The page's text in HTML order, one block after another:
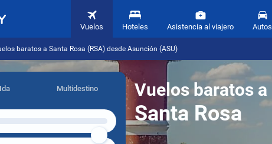
Vuelos Hoteles Asistencia al viajero Autos
baratos a Santa Rosa (RSA) desde Asunción (ASU)
Vuelos baratos a
Santa Rosa
Ida Multidestino